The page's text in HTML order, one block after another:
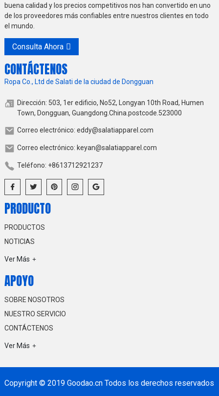
buena calidad y los precios competitivos nos han convertido en uno
de los proveedores más confiables entre nuestros clientes en todo
el mundo.
Consulta Ahora
CONTÁCTENOS
Ropa Co., Ltd de Salati de la ciudad de Dongguan
Dirección: 503, 1er edificio, No52, Longyan 10th Road, Humen
Town, Dongguan, Guangdong.China.postcode.523000
Correo electrónico: eddy@salatiapparel.com
Correo electrónico: keyan@salatiapparel.com
Teléfono: +8613712921237
PRODUCTO
PRODUCTOS
NOTICIAS
Ver Más
APOYO
SOBRE NOSOTROS
NUESTRO SERVICIO
CONTÁCTENOS
Ver Más
Copyright © 2019 Goodao.cn Todos los derechos reservados